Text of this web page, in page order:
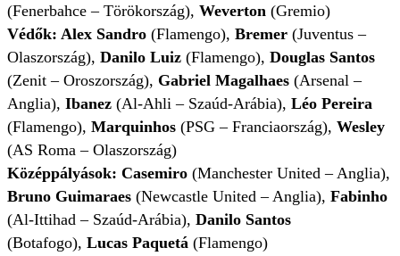
(Fenerbahce – Törökország), Weverton (Gremio)
Védők: Alex Sandro (Flamengo), Bremer (Juventus –
Olaszország), Danilo Luiz (Flamengo), Douglas Santos
(Zenit – Oroszország), Gabriel Magalhaes (Arsenal –
Anglia), Ibanez (Al-Ahli – Szaúd-Arábia), Léo Pereira
(Flamengo), Marquinhos (PSG – Franciaország), Wesley
(AS Roma – Olaszország)
Középpályások: Casemiro (Manchester United – Anglia),
Bruno Guimaraes (Newcastle United – Anglia), Fabinho
(Al-Ittihad – Szaúd-Arábia), Danilo Santos
(Botafogo), Lucas Paquetá (Flamengo)